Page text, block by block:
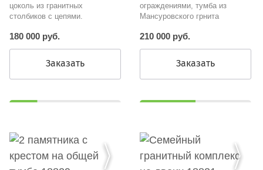
цоколь из гранитных
столбиков с цепями.
180 000 руб.
Заказать
ограждениями, тумба из
Мансуровского грнита
210 000 руб.
Заказать